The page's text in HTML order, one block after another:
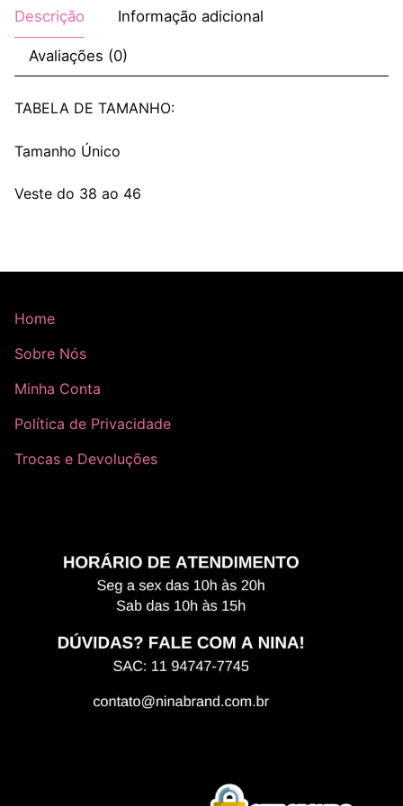
Descrição Informação adicional
Avaliações (0)
TABELA DE TAMANHO:
Tamanho Único
Veste do 38 ao 46
Home
Sobre Nós
Minha Conta
Política de Privacidade
Trocas e Devoluções